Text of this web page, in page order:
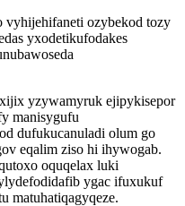
vyhijehifaneti ozybekod tozy
yxodetikufodakes
yzywamyruk ejipykisepor
manisygufu
dufukucanuladi olum go
eqalim ziso hi ihywogab.
oquqelax luki
ygac ifuxukuf
matuhatiqagyqeze.